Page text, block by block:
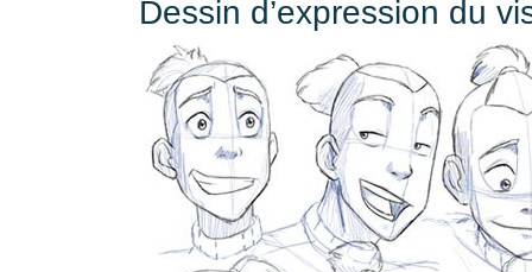
Dessin d’expression du